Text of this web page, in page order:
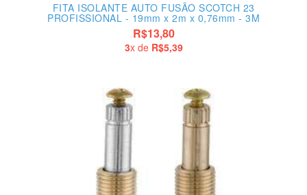
FITA ISOLANTE AUTO FUSÃO SCOTCH 23
PROFISSIONAL - 19mm x 2m x 0,76mm - 3M
R$13,80
3x de R$5,39